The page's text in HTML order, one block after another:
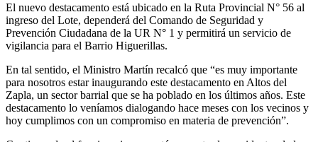
El nuevo destacamento está ubicado en la Ruta Provincial N° 56 al
ingreso del Lote, dependerá del Comando de Seguridad y
Prevención Ciudadana de la UR N° 1 y permitirá un servicio de
vigilancia para el Barrio Higuerillas.
En tal sentido, el Ministro Martín recalcó que “es muy importante
para nosotros estar inaugurando este destacamento en Altos del
Zapla, un sector barrial que se ha poblado en los últimos años. Este
destacamento lo veníamos dialogando hace meses con los vecinos y
hoy cumplimos con un compromiso en materia de prevención”.